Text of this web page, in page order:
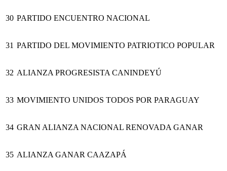
30 PARTIDO ENCUENTRO NACIONAL
31 PARTIDO DEL MOVIMIENTO PATRIOTICO POPULAR
32 ALIANZA PROGRESISTA CANINDEYÚ
33 MOVIMIENTO UNIDOS TODOS POR PARAGUAY
34 GRAN ALIANZA NACIONAL RENOVADA GANAR
35 ALIANZA GANAR CAAZAPÁ